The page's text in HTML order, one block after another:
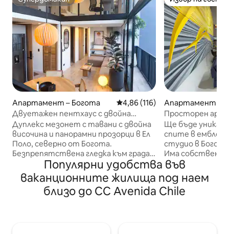
Супердомакин
Апартамент – Богота Средна оценка: 4,86 от 5,
4,86 (116)
Двуетажен пентхаус с двойна
височина и изглед • El Polo
Дуплекс мезонет с тавани с двойна
височина и панорамни прозорци в Ел
Поло, северно от Богота.
Безпрепятствена гледка към града
от двете нива. Побира 4 гости в
2 спални с легло „queen size“ и
телевизор. 2 бани, напълно
оборудвана кухня, трапезария,
Избор на
Апартамент –
Просторен
DesignDistr.
Ще бъде
спите в
студио в
Има собствен
един от най -
спокойни и
Популярни удобства във
ваканционните жилища под наем
близо до CC Avenida Chile